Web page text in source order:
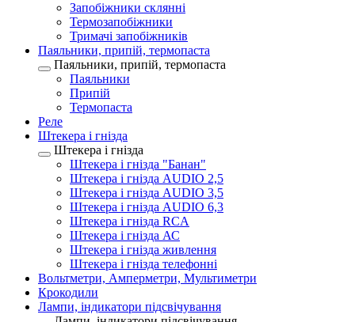
Запобіжники склянні
Термозапобіжники
Тримачі запобіжників
Паяльники, припій, термопаста
Паяльники, припій, термопаста
Паяльники
Припій
Термопаста
Реле
Штекера і гнізда
Штекера і гнізда
Штекера і гнізда "Банан"
Штекера і гнізда AUDIO 2,5
Штекера і гнізда AUDIO 3,5
Штекера і гнізда AUDIO 6,3
Штекера і гнізда RCA
Штекера і гнізда АС
Штекера і гнізда живлення
Штекера і гнізда телефонні
Вольтметри, Амперметри, Мультиметри
Крокодили
Лампи, індикатори підсвічування